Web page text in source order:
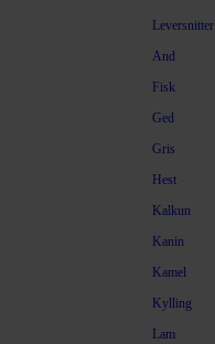
Leversnitter
And
Fisk
Ged
Gris
Hest
Kalkun
Kanin
Kamel
Kylling
Lam